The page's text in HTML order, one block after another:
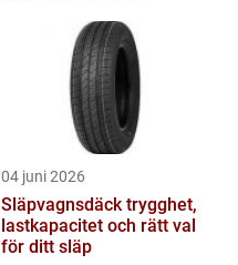
04 juni 2026
Släpvagnsdäck trygghet,
lastkapacitet och rätt val
för ditt släp